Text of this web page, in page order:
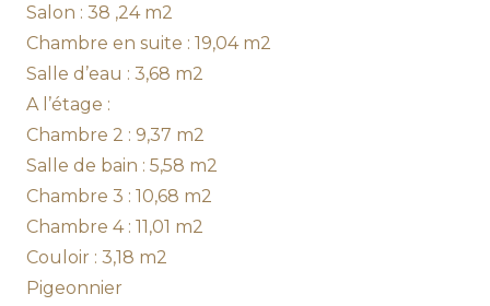
Salon : 38 ,24 m2
Chambre en suite : 19,04 m2
Salle d’eau : 3,68 m2
A l’étage :
Chambre 2 : 9,37 m2
Salle de bain : 5,58 m2
Chambre 3 : 10,68 m2
Chambre 4 : 11,01 m2
Couloir : 3,18 m2
Pigeonnier